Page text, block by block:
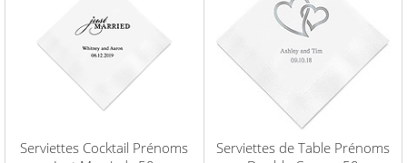
Serviettes Cocktail Prénoms
Serviettes de Table Prénoms